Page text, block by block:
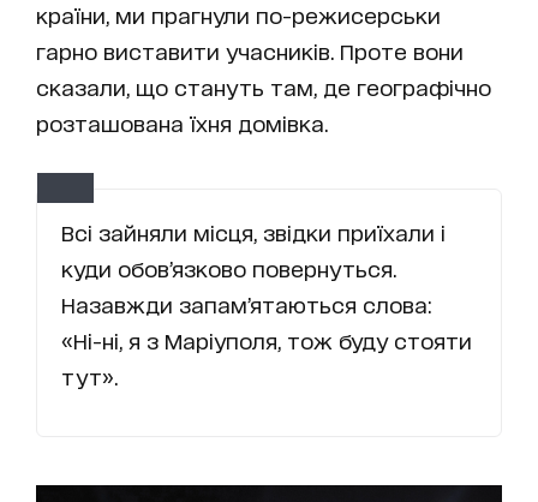
країни, ми прагнули по-режисерськи
гарно виставити учасників. Проте вони
сказали, що стануть там, де географічно
розташована їхня домівка.
Всі зайняли місця, звідки приїхали і
куди обов’язково повернуться.
Назавжди запам’ятаються слова:
«Ні-ні, я з Маріуполя, тож буду стояти
тут».